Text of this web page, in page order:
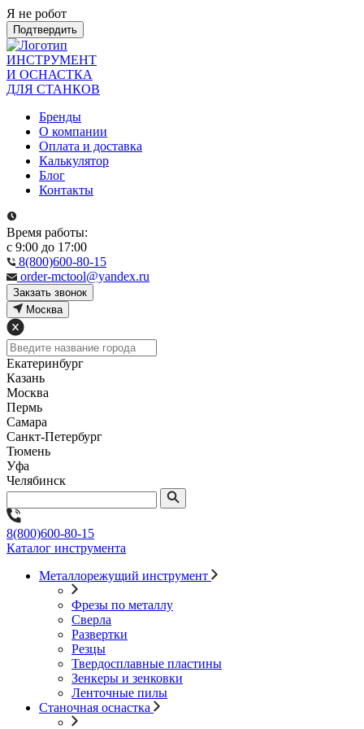
Я не робот
Подтвердить
ИНСТРУМЕНТ
И ОСНАСТКА
ДЛЯ СТАНКОВ
Бренды
О компании
Оплата и доставка
Калькулятор
Блог
Контакты
Время работы:
с 9:00 до 17:00
8(800)600-80-15
order-mctool@yandex.ru
Закзать звонок
Москва
Екатеринбург
Казань
Москва
Пермь
Самара
Санкт-Петербург
Тюмень
Уфа
Челябинск
8(800)600-80-15
Каталог инструмента
Металлорежущий инструмент
Фрезы по металлу
Сверла
Развертки
Резцы
Твердосплавные пластины
Зенкеры и зенковки
Ленточные пилы
Станочная оснастка